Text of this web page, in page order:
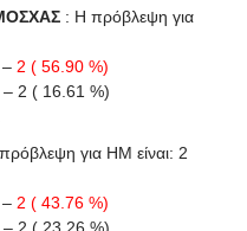
: Η πρόβλεψη για
2 ( 56.90 %)
– 2 ( 16.61 %)
για HΜ είναι: 2
2 ( 43.76 %)